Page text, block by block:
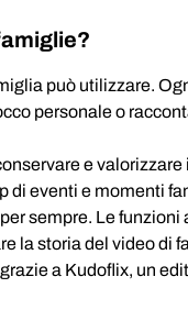
può utilizzare.
personale o
e valorizzare
di eventi e momenti
sempre. Le funzioni
la storia del video di
a Kudoflix, un